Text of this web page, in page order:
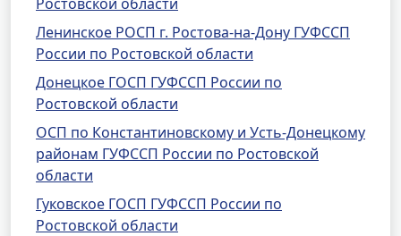
Ленинское РОСП г. Ростова-на-Дону ГУФССП
России по Ростовской области
Донецкое ГОСП ГУФССП России по
Ростовской области
ОСП по Константиновскому и Усть-Донецкому
районам ГУФССП России по Ростовской
области
Гуковское ГОСП ГУФССП России по
Ростовской области